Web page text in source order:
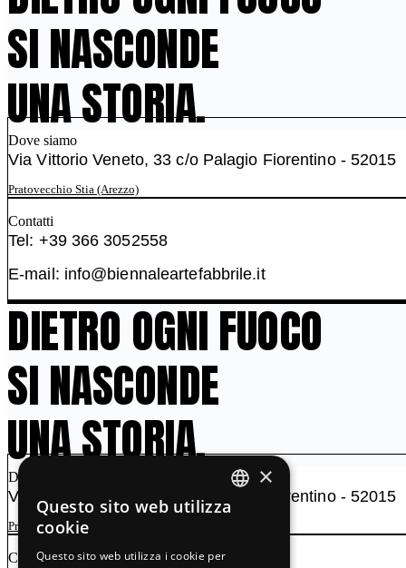
SI NASCONDE
UNA STORIA.
Dove siamo
Via Vittorio Veneto, 33 c/o Palagio Fiorentino - 52015
Pratovecchio Stia (Arezzo)
Contatti
Tel: +39 366 3052558
E-mail: info@biennaleartefabbrile.it
DIETRO OGNI FUOCO
SI NASCONDE
UNA STORIA.
Dove siamo
Via Vittorio Veneto, 33 c/o Palagio Fiorentino - 52015
Pratovecchio Stia (Arezzo)
Contatti
×
Questo sito web utilizza
cookie
Questo sito web utilizza i cookie per